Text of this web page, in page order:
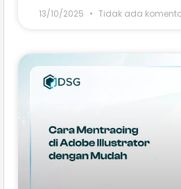
13/10/2025 Tidak ada